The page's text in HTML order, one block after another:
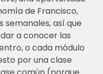
de Francisco,
semanales, así que
a conocer las
o cada módulo
por una clase